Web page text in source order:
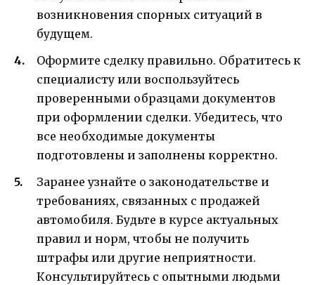
возникновения спорных ситуаций в
будущем.
Оформите сделку правильно. Обратитесь к
специалисту или воспользуйтесь
проверенными образцами документов
при оформлении сделки. Убедитесь, что
все необходимые документы
подготовлены и заполнены корректно.
Заранее узнайте о законодательстве и
требованиях, связанных с продажей
автомобиля. Будьте в курсе актуальных
правил и норм, чтобы не получить
штрафы или другие неприятности.
Консультируйтесь с опытными людьми